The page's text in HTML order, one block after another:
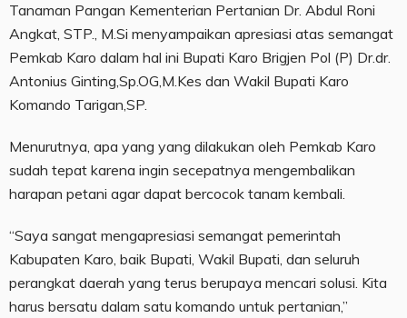
Tanaman Pangan Kementerian Pertanian Dr. Abdul Roni
Angkat, STP., M.Si menyampaikan apresiasi atas semangat
Pemkab Karo dalam hal ini Bupati Karo Brigjen Pol (P) Dr.dr.
Antonius Ginting,Sp.OG,M.Kes dan Wakil Bupati Karo
Komando Tarigan,SP.
Menurutnya, apa yang yang dilakukan oleh Pemkab Karo
sudah tepat karena ingin secepatnya mengembalikan
harapan petani agar dapat bercocok tanam kembali.
“Saya sangat mengapresiasi semangat pemerintah
Kabupaten Karo, baik Bupati, Wakil Bupati, dan seluruh
perangkat daerah yang terus berupaya mencari solusi. Kita
harus bersatu dalam satu komando untuk pertanian,”